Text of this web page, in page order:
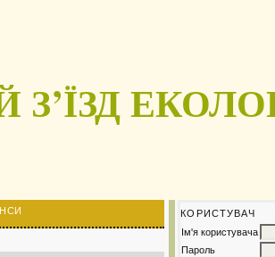
КОРИСТУВАЧ
Ім'я користувача
Пароль